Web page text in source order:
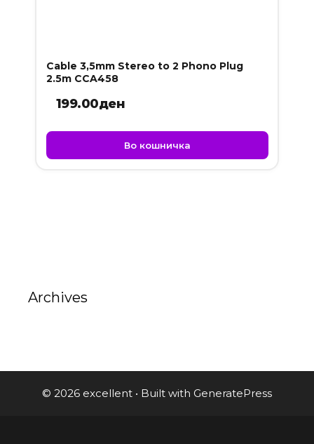
Cable 3,5mm Stereo to 2 Phono Plug
2.5m CCA458
199.00ден
Во кошничка
Archives
© 2026 excellent • Built with GeneratePress